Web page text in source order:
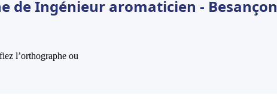
de Ingénieur aromaticien - Besançon
l’orthographe ou